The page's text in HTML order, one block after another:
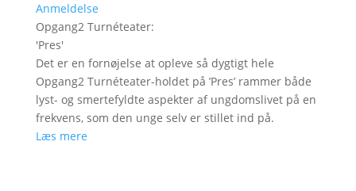
Anmeldelse
Opgang2 Turnéteater:
'Pres'
Det er en fornøjelse at opleve så dygtigt hele
Opgang2 Turnéteater-holdet på ’Pres’ rammer både
lyst- og smertefyldte aspekter af ungdomslivet på en
frekvens, som den unge selv er stillet ind på.
Læs mere